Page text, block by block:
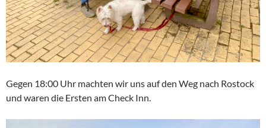
Gegen 18:00 Uhr machten wir uns auf den Weg nach Rostock
und waren die Ersten am Check Inn.